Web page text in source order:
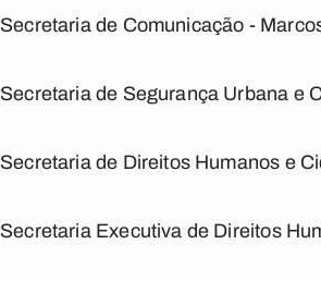
Secretaria de Comunicação -
Secretaria de Segurança Urbana e
Secretaria de Direitos Humanos e
Secretaria Executiva de Direitos